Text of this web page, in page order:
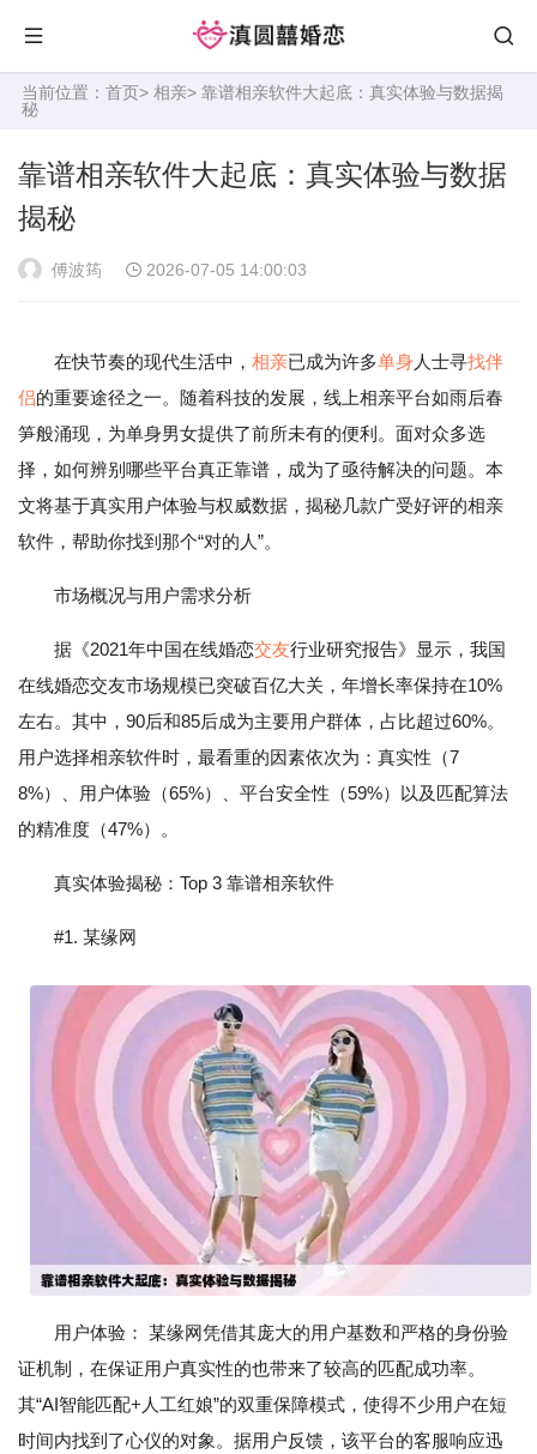
当前位置： 首页> 相亲> 靠谱相亲软件大起底：真实体验与数据揭
秘
靠谱相亲软件大起底：真实体验与数据
揭秘
傅波筠 2026-07-05 14:00:03
在快节奏的现代生活中， 相亲已成为许多单身 人士寻找伴
侣的重要途径之一。随着科技的发展，线上相亲平台如雨后春
笋般涌现，为单身男女提供了前所未有的便利。面对众多选
择，如何辨别哪些平台真正靠谱，成为了亟待解决的问题。本
文将基于真实用户体验与权威数据，揭秘几款广受好评的相亲
软件，帮助你找到那个“对的人”。
市场概况与用户需求分析
据《2021年中国在线婚恋交友行业研究报告》显示，我国
在线婚恋交友市场规模已突破百亿大关，年增长率保持在10%
左右。其中，90后和85后成为主要用户群体，占比超过60%。
用户选择相亲软件时，最看重的因素依次为：真实性（7
8%）、用户体验（65%）、平台安全性（59%）以及匹配算法
的精准度（47%）。
真实体验揭秘：Top 3 靠谱相亲软件
#1. 某缘网
用户体验： 某缘网凭借其庞大的用户基数和严格的身份验
证机制，在保证用户真实性的也带来了较高的匹配成功率。
其“AI智能匹配+人工红娘”的双重保障模式，使得不少用户在短
时间内找到了心仪的对象。据用户反馈，该平台的客服响应迅